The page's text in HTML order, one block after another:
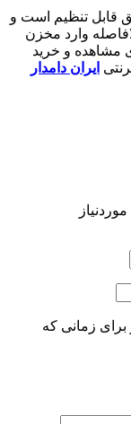
برای تزریق قابل تنظیم است و
وارد مخزن
و خرید
ایران دامدار
زمانی که